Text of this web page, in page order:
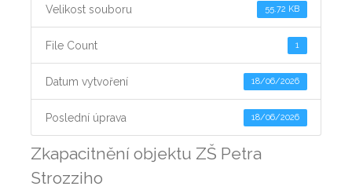
Velikost souboru 55.72 KB
File Count 1
Datum vytvoření 18/06/2026
Poslední úprava 18/06/2026
Zkapacitnění objektu ZŠ Petra
Strozziho